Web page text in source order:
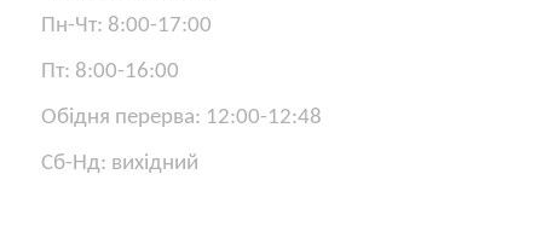
Пн-Чт: 8:00-17:00
Пт: 8:00-16:00
Обідня перерва: 12:00-12:48
Сб-Нд: вихідний